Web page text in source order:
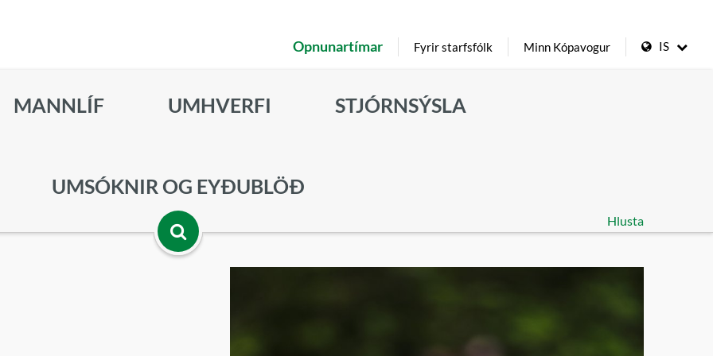
MANNLÍF UMHVERFI STJÓRNSÝSLA
UMSÓKNIR OG EYÐUBLÖÐ
Opna
Opnunartímar Fyrir starfsfólk Minn Kópavogur IS
Hlusta